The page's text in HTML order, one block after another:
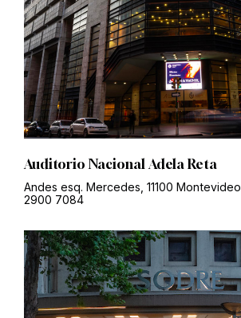
Auditorio Nacional Adela Reta
Andes esq. Mercedes, 11100 Montevideo
2900 7084